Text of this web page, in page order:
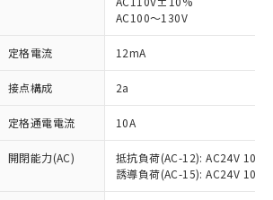
AC100～130V
定格電流 12mA
接点構成 2a
定格通電電流 10A
開閉能力(AC)
抵抗負荷(AC-12): AC24V 10A/
誘導負荷(AC-15): AC24V
条件
をお読みいただき、同意のうえ
み：EU RoHS指令（10物質）の
応した製品が提供可能な商品で
EU RoHS指令（10物質）の非含
た製品に切り替える予定のある
し：EU RoHS指令（10物質）の
対応の商品で、対応品を出す予